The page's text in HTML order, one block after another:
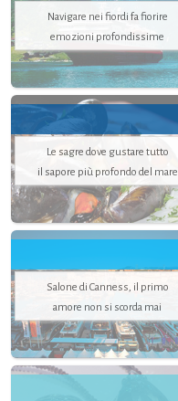
Navigare nei fiordi fa fiorire
emozioni profondissime
Le sagre dove gustare tutto
il sapore più profondo del mare
Salone di Canness, il primo
amore non si scorda mai